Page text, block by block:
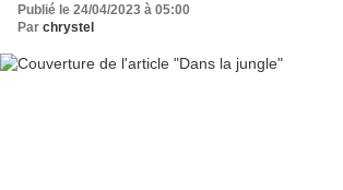
Publié le 24/04/2023 à 05:00
Par chrystel